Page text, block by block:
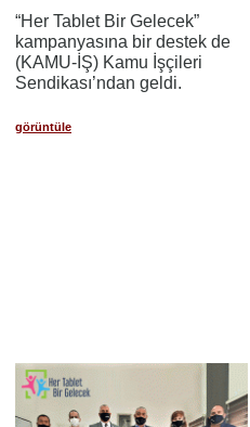
“Her Tablet Bir Gelecek”
kampanyasına bir destek de
(KAMU-İŞ) Kamu İşçileri
Sendikası’ndan geldi.
görüntüle